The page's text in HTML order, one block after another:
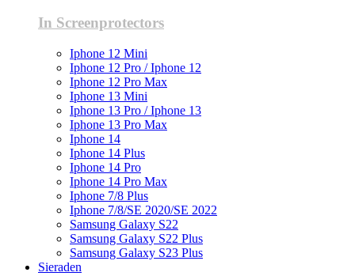
In Screenprotectors
Iphone 12 Mini
Iphone 12 Pro / Iphone 12
Iphone 12 Pro Max
Iphone 13 Mini
Iphone 13 Pro / Iphone 13
Iphone 13 Pro Max
Iphone 14
Iphone 14 Plus
Iphone 14 Pro
Iphone 14 Pro Max
Iphone 7/8 Plus
Iphone 7/8/SE 2020/SE 2022
Samsung Galaxy S22
Samsung Galaxy S22 Plus
Samsung Galaxy S23 Plus
Sieraden